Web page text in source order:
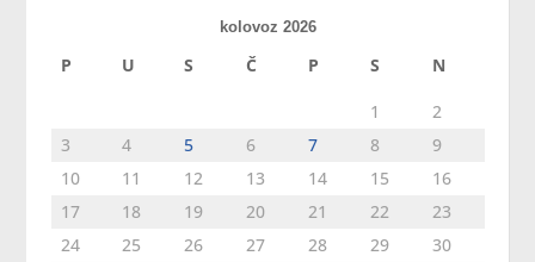
kolovoz 2026
P U S Č P S N
1
2
3
4 5 6 7 8
9
10
11 12 13 14 15
16
17
18 19 20 21 22
23
24
25 26 27 28 29
30